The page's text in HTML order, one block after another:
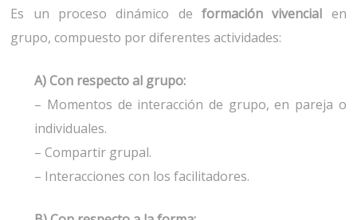
Es un proceso dinámico de formación vivencial en
grupo, compuesto por diferentes actividades:
A) Con respecto al grupo:
– Momentos de interacción de grupo, en pareja o
individuales.
– Compartir grupal.
– Interacciones con los facilitadores.